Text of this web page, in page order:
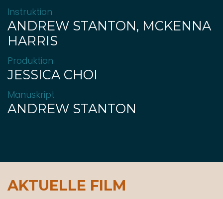
Instruktion
ANDREW STANTON, MCKENNA
HARRIS
Produktion
JESSICA CHOI
Manuskript
ANDREW STANTON
AKTUELLE FILM